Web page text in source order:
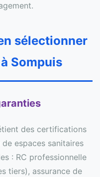
sélectionner
Sompuis
des certifications
espaces sanitaires
: RC professionnelle
tiers), assurance de